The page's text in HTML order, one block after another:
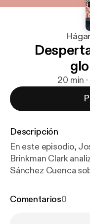
20 min
Descripción
En este episodio,
Brinkman Clark
Sánchez Cuenca
qué no pudieron
Comentarios0